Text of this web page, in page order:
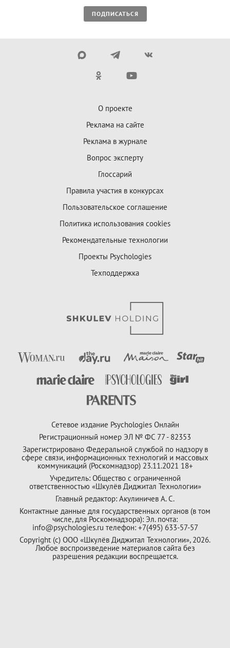
ПОДПИСАТЬСЯ
О проекте
Реклама на сайте
Реклама в журнале
Вопрос эксперту
Глоссарий
Правила участия в конкурсах
Пользовательское соглашение
Политика использования cookies
Рекомендательные технологии
Проекты Psychologies
Техподдержка
Сетевое издание Psychologies Онлайн
Регистрационный номер ЭЛ № ФС 77 - 82353
Зарегистрировано Федеральной службой по надзору в
сфере связи, информационных технологий и массовых
коммуникаций (Роскомнадзор) 23.11.2021 18+
Учредитель: Общество с ограниченной
ответственностью «Шкулёв Диджитал Технологии»
Главный редактор: Акулиничев А. С.
Контактные данные для государственных органов (в том
числе, для Роскомнадзора): Эл. почта:
info@psychologies.ru телефон: +7(495) 633-57-57
Copyright (с) ООО «Шкулёв Диджитал Технологии», 2026.
Любое воспроизведение материалов сайта без
разрешения редакции воспрещается.